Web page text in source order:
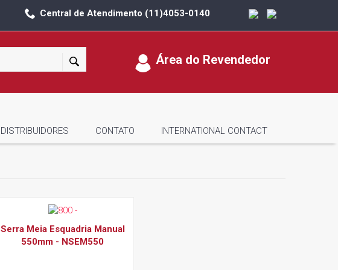
Central de Atendimento (11)4053-0140
Área do Revendedor
DISTRIBUIDORES CONTATO INTERNATIONAL CONTACT
Serra Meia Esquadria Manual
550mm - NSEM550